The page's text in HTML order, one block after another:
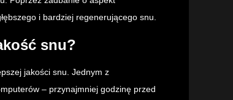
i bardziej regenerującego snu.
snu?
jakości snu. Jednym z
– przynajmniej godzinę przed